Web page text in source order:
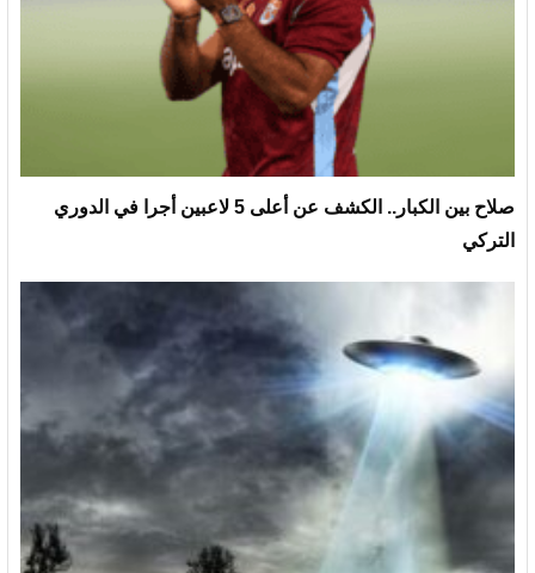
صلاح بين الكبار.. الكشف عن أعلى 5 لاعبين أجرا في الدوري
التركي